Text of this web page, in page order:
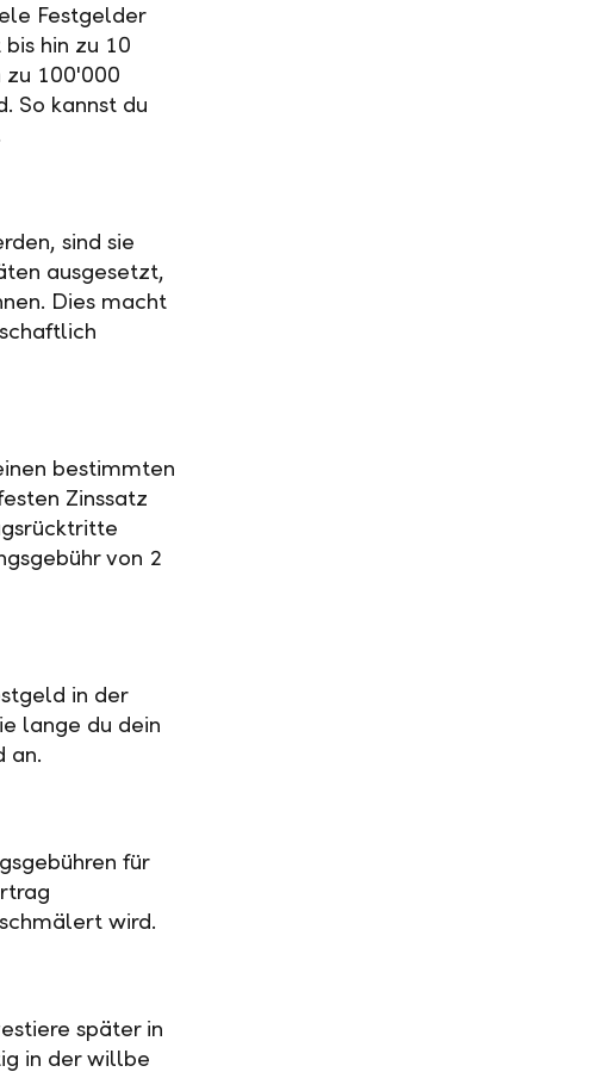
Festgelder
hin zu 10
zu 100'000
So kannst du
sind sie
ausgesetzt,
Dies macht
bestimmten
Zinssatz
von 2
in der
lange du dein
an.
für
wird.
später in
in der willbe